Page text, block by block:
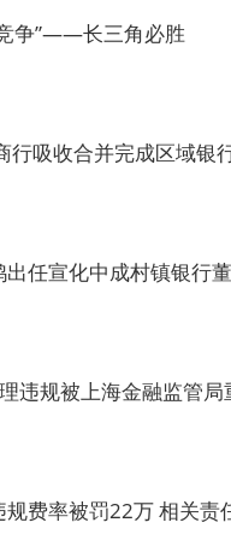
争”——长三角必胜
行吸收合并完成区域银
任宣化中成村镇银行
违规被上海金融监管
费率被罚22万 相关责